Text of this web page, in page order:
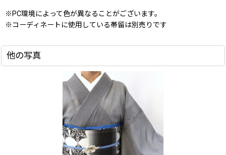
※PC環境によって色が異なることがございます。
※コーディネートに使用している帯留は別売りです
他の写真